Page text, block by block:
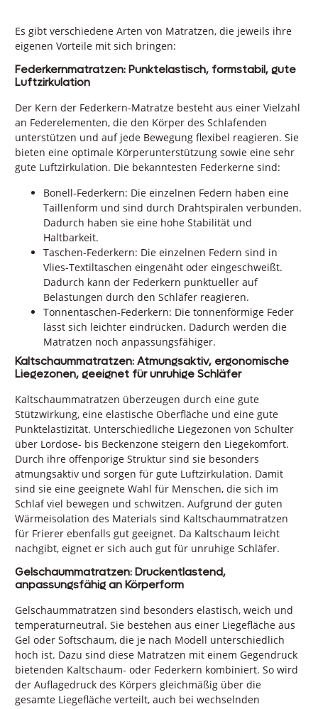
Es gibt verschiedene Arten von Matratzen, die jeweils ihre
eigenen Vorteile mit sich bringen:
Federkernmatratzen: Punktelastisch, formstabil, gute
Luftzirkulation
Der Kern der Federkern-Matratze besteht aus einer Vielzahl
an Federelementen, die den Körper des Schlafenden
unterstützen und auf jede Bewegung flexibel reagieren. Sie
bieten eine optimale Körperunterstützung sowie eine sehr
gute Luftzirkulation. Die bekanntesten Federkerne sind:
Bonell-Federkern: Die einzelnen Federn haben eine
Taillenform und sind durch Drahtspiralen verbunden.
Dadurch haben sie eine hohe Stabilität und
Haltbarkeit.
Taschen-Federkern: Die einzelnen Federn sind in
Vlies-Textiltaschen eingenäht oder eingeschweißt.
Dadurch kann der Federkern punktueller auf
Belastungen durch den Schläfer reagieren.
Tonnentaschen-Federkern: Die tonnenförmige Feder
lässt sich leichter eindrücken. Dadurch werden die
Matratzen noch anpassungsfähiger.
Kaltschaummatratzen: Atmungsaktiv, ergonomische
Liegezonen, geeignet für unruhige Schläfer
Kaltschaummatratzen überzeugen durch eine gute
Stützwirkung, eine elastische Oberfläche und eine gute
Punktelastizität. Unterschiedliche Liegezonen von Schulter
über Lordose- bis Beckenzone steigern den Liegekomfort.
Durch ihre offenporige Struktur sind sie besonders
atmungsaktiv und sorgen für gute Luftzirkulation. Damit
sind sie eine geeignete Wahl für Menschen, die sich im
Schlaf viel bewegen und schwitzen. Aufgrund der guten
Wärmeisolation des Materials sind Kaltschaummatratzen
für Frierer ebenfalls gut geeignet. Da Kaltschaum leicht
nachgibt, eignet er sich auch gut für unruhige Schläfer.
Gelschaummatratzen: Druckentlastend,
anpassungsfähig an Körperform
Gelschaummatratzen sind besonders elastisch, weich und
temperaturneutral. Sie bestehen aus einer Liegefläche aus
Gel oder Softschaum, die je nach Modell unterschiedlich
hoch ist. Dazu sind diese Matratzen mit einem Gegendruck
bietenden Kaltschaum- oder Federkern kombiniert. So wird
der Auflagedruck des Körpers gleichmäßig über die
gesamte Liegefläche verteilt, auch bei wechselnden